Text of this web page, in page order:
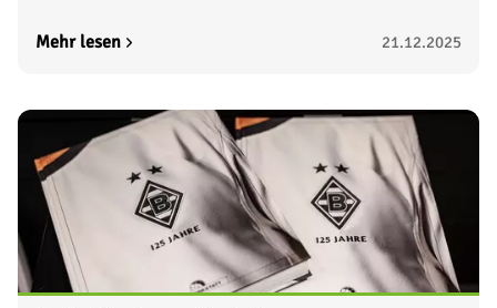
Mehr lesen 21.12.2025